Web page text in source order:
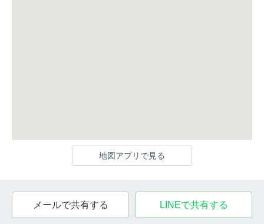
地図アプリで見る
メールで共有する LINEで共有する